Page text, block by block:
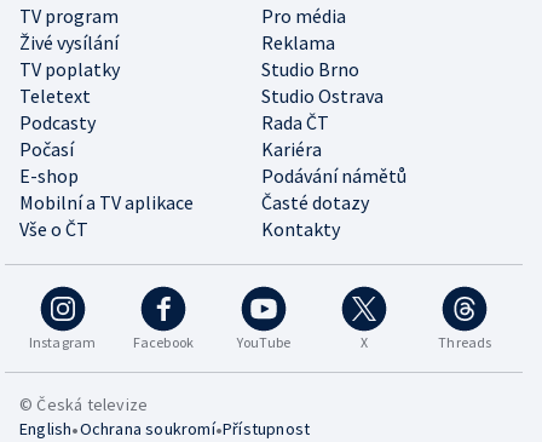
TV program
Pro média
Živé vysílání
Reklama
TV poplatky
Studio Brno
Teletext
Studio Ostrava
Podcasty
Rada ČT
Počasí
Kariéra
E-shop
Podávání námětů
Mobilní a TV aplikace
Časté dotazy
Vše o ČT
Kontakty
Instagram Facebook YouTube X Threads
© Česká televize
English•Ochrana soukromí•Přístupnost